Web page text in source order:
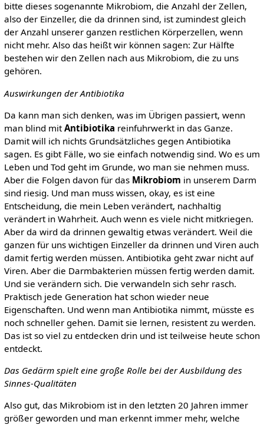
bitte dieses sogenannte Mikrobiom, die Anzahl der Zellen,
also der Einzeller, die da drinnen sind, ist zumindest gleich
der Anzahl unserer ganzen restlichen Körperzellen, wenn
nicht mehr. Also das heißt wir können sagen: Zur Hälfte
bestehen wir den Zellen nach aus Mikrobiom, die zu uns
gehören.
Auswirkungen der Antibiotika
Da kann man sich denken, was im Übrigen passiert, wenn
man blind mitAntibiotika reinfuhrwerkt in das Ganze.
Damit will ich nichts Grundsätzliches gegen Antibiotika
sagen. Es gibt Fälle, wo sie einfach notwendig sind. Wo es um
Leben und Tod geht im Grunde, wo man sie nehmen muss.
Aber die Folgen davon für das Mikrobiom in unserem Darm
sind riesig. Und man muss wissen, okay, es ist eine
Entscheidung, die mein Leben verändert, nachhaltig
verändert in Wahrheit. Auch wenn es viele nicht mitkriegen.
Aber da wird da drinnen gewaltig etwas verändert. Weil die
ganzen für uns wichtigen Einzeller da drinnen und Viren auch
damit fertig werden müssen. Antibiotika geht zwar nicht auf
Viren. Aber die Darmbakterien müssen fertig werden damit.
Und sie verändern sich. Die verwandeln sich sehr rasch.
Praktisch jede Generation hat schon wieder neue
Eigenschaften. Und wenn man Antibiotika nimmt, müsste es
noch schneller gehen. Damit sie lernen, resistent zu werden.
Das ist so viel zu entdecken drin und ist teilweise heute schon
entdeckt.
Das Gedärm spielt eine große Rolle bei der Ausbildung des
Sinnes-Qualitäten
Also gut, das Mikrobiom ist in den letzten 20 Jahren immer
größer geworden und man erkennt immer mehr, welche